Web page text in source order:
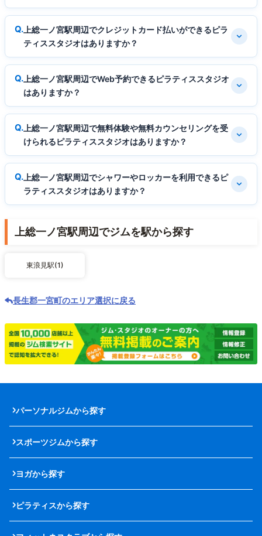
上総一ノ宮駅周辺でクレジットカード払いができるピラ
ティススタジオはありますか？
上総一ノ宮駅周辺でWeb予約できるピラティススタジオ
はありますか？
上総一ノ宮駅周辺で無料体験や無料カウンセリングを受
けられるピラティススタジオはありますか？
上総一ノ宮駅周辺でシャワーやロッカーを利用できるピ
ラティススタジオはありますか？
上総一ノ宮駅周辺でジムを駅から探す
東浪見駅(1)
長生郡一宮町のエリア選択に戻る
パーソナルジムから探す
スポーツジムから探す
ヨガから探す
ピラティスから探す